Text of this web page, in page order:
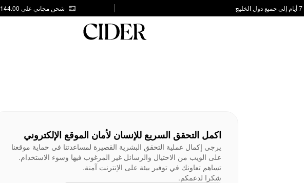
شحن مجاني على AED 144.00
اكمل التحقق السريع للإنسان لأمان الموقع الإلكتروني
يرجى إكمال عملية التحقق البشرية القصيرة لمساعدتنا في حماية موقعنا
على الويب من الاحتيال والرسائل غير المرغوب فيها وسوء الاستخدام.
تساهم تعاونك في توفير بيئة على الإنترنت آمنة.
شكرا لدعمكم.